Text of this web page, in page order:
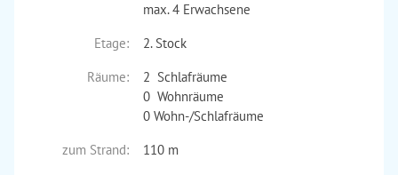
max. 4 Erwachsene
Etage:
2. Stock
Räume:
2 Schlafräume
0 Wohnräume
0 Wohn-/Schlafräume
zum Strand:
110 m